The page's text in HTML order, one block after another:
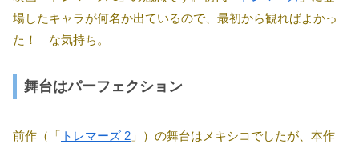
場したキャラが何名か出ているので、最初から観ればよかっ
た！ な気持ち。
舞台はパーフェクション
前作（「 トレマーズ 2 」）の舞台はメキシコでしたが、本作